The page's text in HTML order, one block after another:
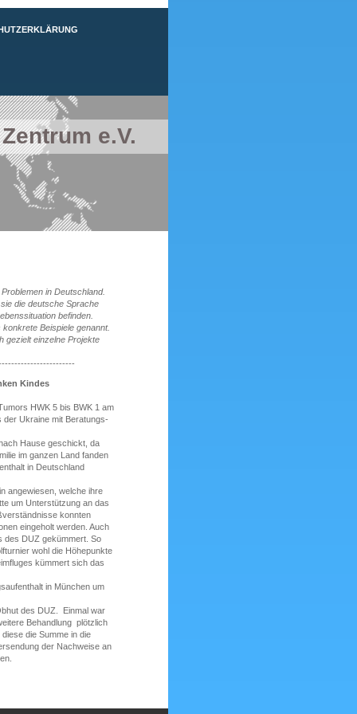
e.V.
in Deutschland.
die deutsche Sprache
befinden.
Beispiele genannt.
gezielt einzelne Projekte
Kindes
HWK 5 bis BWK 1 am
der Ukraine mit Beratungs-
Hause geschickt, da
im ganzen Land fanden
in Deutschland
angewiesen, welche ihre
um Unterstützung an das
konnten
eingeholt werden. Auch
des DUZ gekümmert. So
wohl die Höhepunkte
kümmert sich das
in München um
des DUZ. Einmal war
Behandlung plötzlich
die Summe in die
der Nachweise an